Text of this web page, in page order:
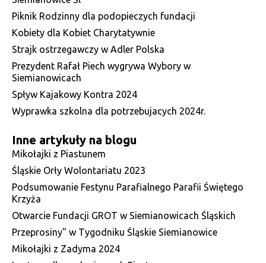
Piknik Rodzinny dla podopieczych fundacji
Kobiety dla Kobiet Charytatywnie
Strajk ostrzegawczy w Adler Polska
Prezydent Rafał Piech wygrywa Wybory w
Siemianowicach
Spływ Kajakowy Kontra 2024
Wyprawka szkolna dla potrzebujacych 2024r.
Inne artykuły na blogu
Mikołajki z Piastunem
Śląskie Orły Wolontariatu 2023
Podsumowanie Festynu Parafialnego Parafii Świętego
Krzyża
Otwarcie Fundacji GROT w Siemianowicach Śląskich
Przeprosiny" w Tygodniku Śląskie Siemianowice
Mikołajki z Zadyma 2024